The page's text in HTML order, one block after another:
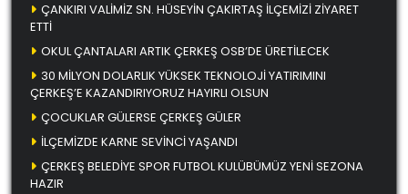
ÇANKIRI VALİMİZ SN. HÜSEYİN ÇAKIRTAŞ İLÇEMİZİ ZİYARET
ETTİ
OKUL ÇANTALARI ARTIK ÇERKEŞ OSB’DE ÜRETİLECEK
30 MİLYON DOLARLIK YÜKSEK TEKNOLOJİ YATIRIMINI
ÇERKEŞ’E KAZANDIRIYORUZ HAYIRLI OLSUN
ÇOCUKLAR GÜLERSE ÇERKEŞ GÜLER
İLÇEMİZDE KARNE SEVİNCİ YAŞANDI
ÇERKEŞ BELEDİYE SPOR FUTBOL KULÜBÜMÜZ YENİ SEZONA
HAZIR